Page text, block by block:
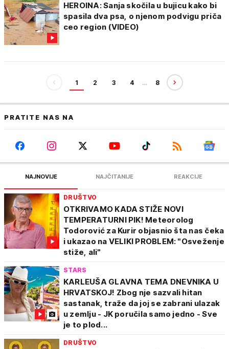
HEROINA: Sanja skočila u bujicu kako bi
spasila dva psa, o njenom podvigu priča
ceo region (VIDEO)
1 2 3 4 … 8
PRATITE NAS NA
NAJNOVIJE NAJČITANIJE REAKCIJE
DRUŠTVO
OTKRIVAMO KADA STIŽE NOVI
TEMPERATURNI PIK! Meteorolog
Todorović za Kurir objasnio šta nas čeka
i ukazao na VELIKI PROBLEM: "Osveženje
stiže, ali"
STARS
KARLEUŠA GLAVNA TEMA DNEVNIKA U
HRVATSKOJ! Zbog nje sazvali hitan
sastanak, traže da joj se zabrani ulazak
u zemlju - JK poručila samo jedno - Sve
je to plod...
DRUŠTVO